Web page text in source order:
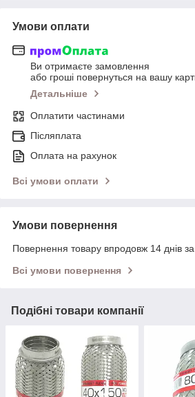
Умови оплати
Ви отримаєте замовлення
або гроші повернуться на вашу
Детальніше
Оплатити частинами
Післяплата
Оплата на рахунок
Всі умови оплати
Умови повернення
Повернення товару впродовж 14 днів
Всі умови повернення
Подібні товари компанії